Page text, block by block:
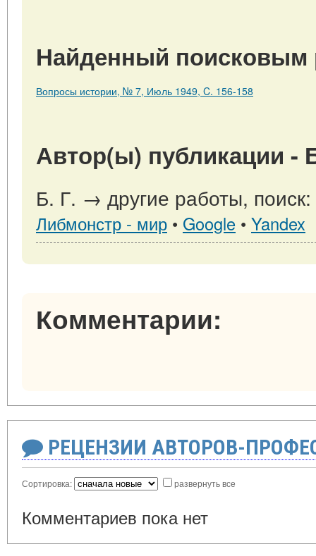
Найденный поисковым
Вопросы истории, № 7, Июль 1949, C. 156-158
Автор(ы) публикации -
Б. Г. → другие работы, поиск:
Либмонстр - мир • Google • Yandex
Комментарии:
РЕЦЕНЗИИ АВТОРОВ-
Сортировка: развернуть все
Комментариев пока нет